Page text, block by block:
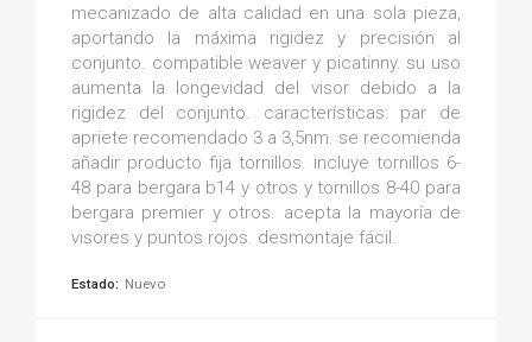
mecanizado de alta calidad en una sola pieza,
aportando la máxima rigidez y precisión al
conjunto. compatible weaver y picatinny. su uso
aumenta la longevidad del visor debido a la
rigidez del conjunto. características: par de
apriete recomendado 3 a 3,5nm. se recomienda
añadir producto fija tornillos. incluye tornillos 6-
48 para bergara b14 y otros y tornillos 8-40 para
bergara premier y otros. acepta la mayoría de
visores y puntos rojos. desmontaje fácil.
Estado: Nuevo